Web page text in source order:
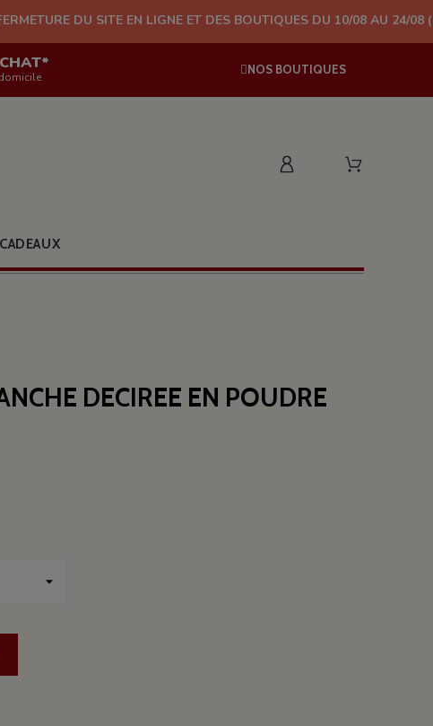
DU SITE EN LIGNE ET DES BOUTIQUES DU 10/08 AU 24/08 (PLUS
NOS BOUTIQUES
DECIREE EN POUDRE